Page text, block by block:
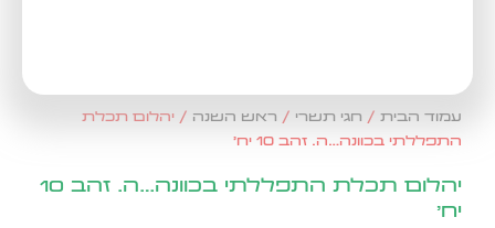
עמוד הבית/חגי תשרי/ ראש השנה/ יהלום תכלת
התפללתי בכוונה…ה. זהב 10 יח'
יהלום תכלת התפללתי בכוונה…ה. זהב 10
יח'